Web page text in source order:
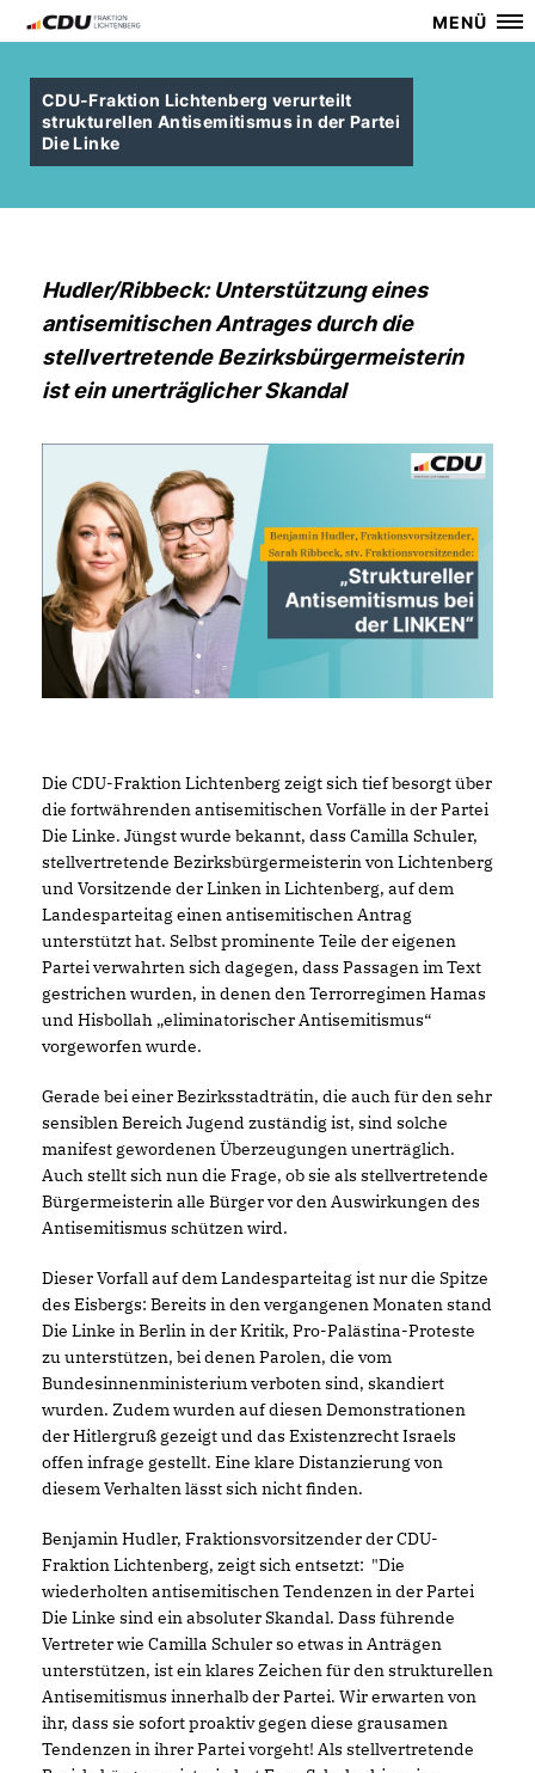
MENÜ
CDU-Fraktion Lichtenberg verurteilt
strukturellen Antisemitismus in der Partei
Die Linke
Hudler/Ribbeck: Unterstützung eines
antisemitischen Antrages durch die
stellvertretende Bezirksbürgermeisterin
ist ein unerträglicher Skandal
Die CDU-Fraktion Lichtenberg zeigt sich tief besorgt über
die fortwährenden antisemitischen Vorfälle in der Partei
Die Linke. Jüngst wurde bekannt, dass Camilla Schuler,
stellvertretende Bezirksbürgermeisterin von Lichtenberg
und Vorsitzende der Linken in Lichtenberg, auf dem
Landesparteitag einen antisemitischen Antrag
unterstützt hat. Selbst prominente Teile der eigenen
Partei verwahrten sich dagegen, dass Passagen im Text
gestrichen wurden, in denen den Terrorregimen Hamas
und Hisbollah „eliminatorischer Antisemitismus“
vorgeworfen wurde.
Gerade bei einer Bezirksstadträtin, die auch für den sehr
sensiblen Bereich Jugend zuständig ist, sind solche
manifest gewordenen Überzeugungen unerträglich.
Auch stellt sich nun die Frage, ob sie als stellvertretende
Bürgermeisterin alle Bürger vor den Auswirkungen des
Antisemitismus schützen wird.
Dieser Vorfall auf dem Landesparteitag ist nur die Spitze
des Eisbergs: Bereits in den vergangenen Monaten stand
Die Linke in Berlin in der Kritik, Pro-Palästina-Proteste
zu unterstützen, bei denen Parolen, die vom
Bundesinnenministerium verboten sind, skandiert
wurden. Zudem wurden auf diesen Demonstrationen
der Hitlergruß gezeigt und das Existenzrecht Israels
offen infrage gestellt. Eine klare Distanzierung von
diesem Verhalten lässt sich nicht finden.
Benjamin Hudler, Fraktionsvorsitzender der CDU-
Fraktion Lichtenberg, zeigt sich entsetzt: "Die
wiederholten antisemitischen Tendenzen in der Partei
Die Linke sind ein absoluter Skandal. Dass führende
Vertreter wie Camilla Schuler so etwas in Anträgen
unterstützen, ist ein klares Zeichen für den strukturellen
Antisemitismus innerhalb der Partei. Wir erwarten von
ihr, dass sie sofort proaktiv gegen diese grausamen
Tendenzen in ihrer Partei vorgeht! Als stellvertretende